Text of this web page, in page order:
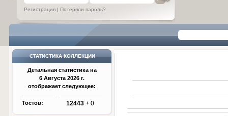
Регистрация | Потеряли пароль?
СТАТИСТИКА КОЛЛЕКЦИИ
Детальная статистика на
6 Августа 2026 г.
отображает следующее:
Тостов: 12443 + 0